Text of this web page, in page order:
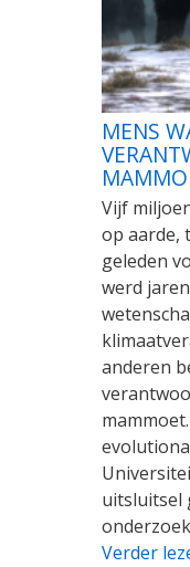
MENS
Vijf
op aarde,
geleden
werd
anderen
uitsluitsel
Verder